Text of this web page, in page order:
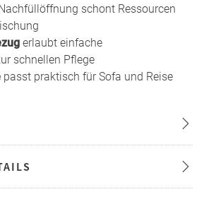
schont Ressourcen
erlaubt einfache
schnellen Pflege
passt praktisch für Sofa und Reise